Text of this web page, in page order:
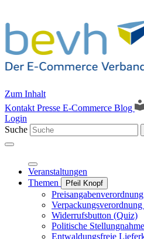
Zum Inhalt
Kontakt Presse E-Commerce Blog
Login
Suche
Veranstaltungen
Themen
Pfeil Knopf
Widerrufsbutton (Quiz)
Politische
Entwaldungsfreie